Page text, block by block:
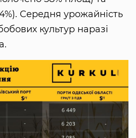
Середня урожайність
культур наразі